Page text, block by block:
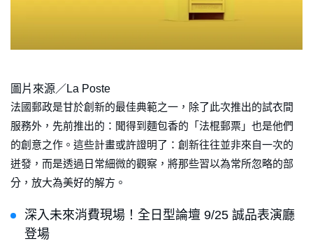
圖片來源／La Poste
法國郵政是甘於創新的最佳典範之一，除了此次推出的試衣間
服務外，先前推出的：聞得到麵包香的「法棍郵票」也是他們
的創意之作。這些計畫或許證明了：創新往往並非來自一次的
迸發，而是透過日常細微的觀察，將那些習以為常所忽略的部
分，放大為美好的解方。
深入未來消費現場！全日型論壇 9/25 誠品表演廳
登場